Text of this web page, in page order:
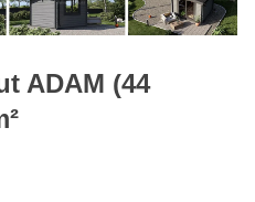
ADAM (44